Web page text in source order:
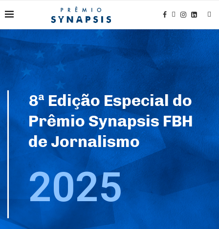
8ª Edição Especial do
Prêmio Synapsis FBH
de Jornalismo
2025